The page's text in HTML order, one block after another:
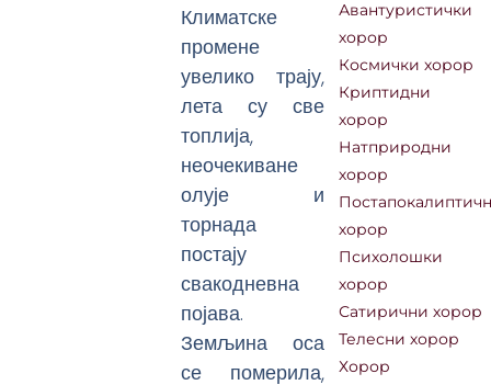
Климатске
промене
увелико трају,
лета су све
топлија,
неочекиване
олује и
торнада
постају
свакодневна
појава.
Земљина оса
се померила,
Авантуристички
хорор
Космички хорор
Криптидни
хорор
Натприродни
хорор
хорор
Психолошки
хорор
Сатирични хорор
Телесни хорор
Хорор